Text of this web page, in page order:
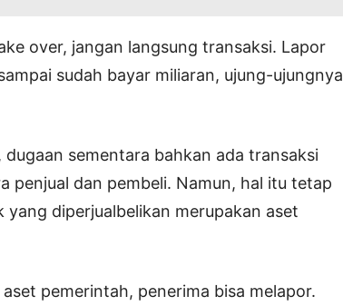
over, jangan langsung transaksi. Lapor
sudah bayar miliaran, ujung-ujungnya
sementara bahkan ada transaksi
penjual dan pembeli. Namun, hal itu tetap
diperjualbelikan merupakan aset
pemerintah, penerima bisa melapor.